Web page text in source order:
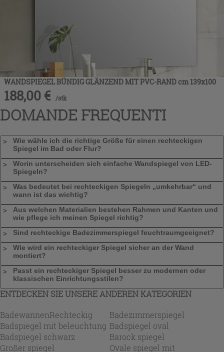
WANDSPIEGEL BÜNDIG GLÄNZEND MIT PVC-RAND cm 139x100
188,00 € /stk
DOMANDE FREQUENTI
Wie wähle ich die richtige Größe für einen rechteckigen
Spiegel im Bad oder Flur?
Worin unterscheiden sich einfache Wandspiegel von LED-
Spiegeln?
Was bedeutet bei rechteckigen Spiegeln „umkehrbar“ und
wann ist das wichtig?
Aus welchen Materialien bestehen Rahmen und Kanten und
wie pflege ich meinen Spiegel richtig?
Sind rechteckige Badezimmerspiegel feuchtraumgeeignet?
Wie wird ein rechteckiger Spiegel sicher an der Wand
montiert?
Passt ein rechteckiger Spiegel besser zu modernen oder
klassischen Einrichtungsstilen?
ENTDECKEN SIE UNSERE ANDEREN KATEGORIEN
BadewannenRechteckig
Badezimmerspiegel
Badspiegel mit beleuchtung Badspiegel oval
Badspiegel schwarz
Barock spiegel
Großer spiegel
Ovale spiegel mit